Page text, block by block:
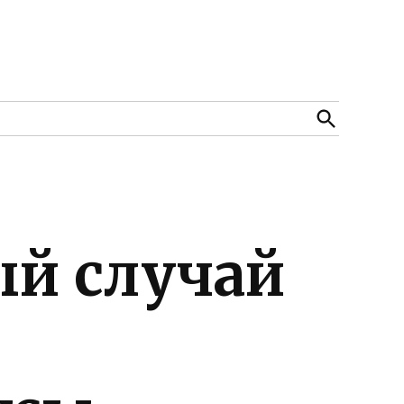
Open
Search
случай